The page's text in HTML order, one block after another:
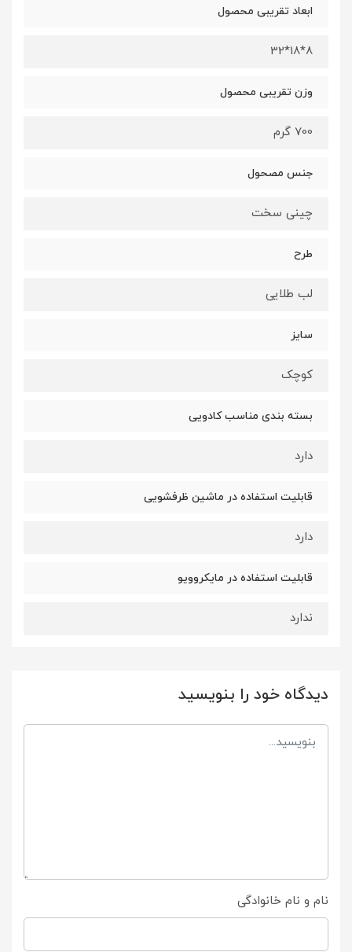
ابعاد تقریبی محصول
8*18*32
وزن تقریبی محصول
700 گرم
جنس مصحول
چینی سخت
طرح
لب طلایی
سایز
کوچک
بسته بندی مناسب کادویی
دارد
قابلیت استفاده در ماشین ظرفشویی
دارد
قابلیت استفاده در مایکروویو
ندارد
دیدگاه خود را بنویسید
نام و نام خانوادگی